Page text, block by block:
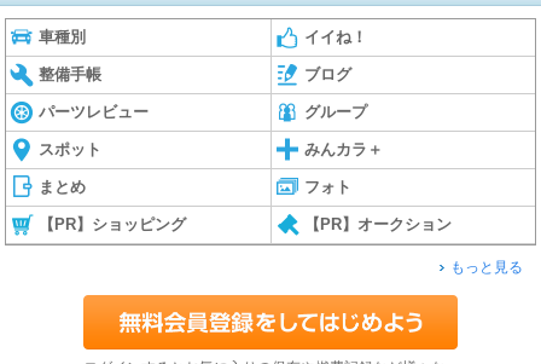
車種別 イイね！
整備手帳 ブログ
パーツレビュー グループ
スポット みんカラ＋
まとめ フォト
【PR】ショッピング 【PR】オークション
もっと見る